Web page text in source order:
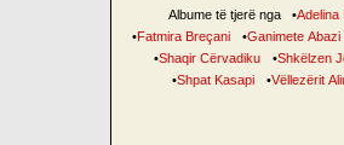
Albume të tjerë nga •Adelina
•Fatmira Breçani •Ganimete Abazi
•Shaqir Cërvadiku •Shkëlzen
•Shpat Kasapi •Vëllezërit